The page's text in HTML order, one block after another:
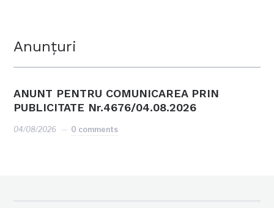
Anunțuri
ANUNT PENTRU COMUNICAREA PRIN
PUBLICITATE Nr.4676/04.08.2026
04/08/2026 0 comments